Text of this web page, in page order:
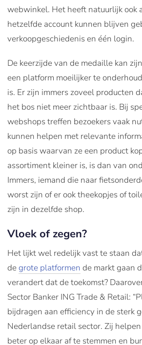
webwinkel. Het heeft natuurlijk ook
hetzelfde account kunnen blijven
verkoopgeschiedenis en één login.
De keerzijde van de medaille kan
een platform moeilijker te
is. Er zijn immers zoveel producten
het bos niet meer zichtbaar is. Bij
webshops treffen bezoekers vaak
kunnen helpen met relevante
op basis waarvan ze een product
assortiment kleiner is, is dan van
Immers, iemand die naar
worst zijn of er ook theekopjes of
zijn in dezelfde shop.
Vloek of zegen?
Het lijkt wel redelijk vast te staan
degrote platformen de markt gaan
verandert dat de toekomst?
Sector Banker ING Trade & Retail:
bijdragen aan efficiency in de sterk
Nederlandse retail sector. Zij
beter op elkaar af te stemmen en